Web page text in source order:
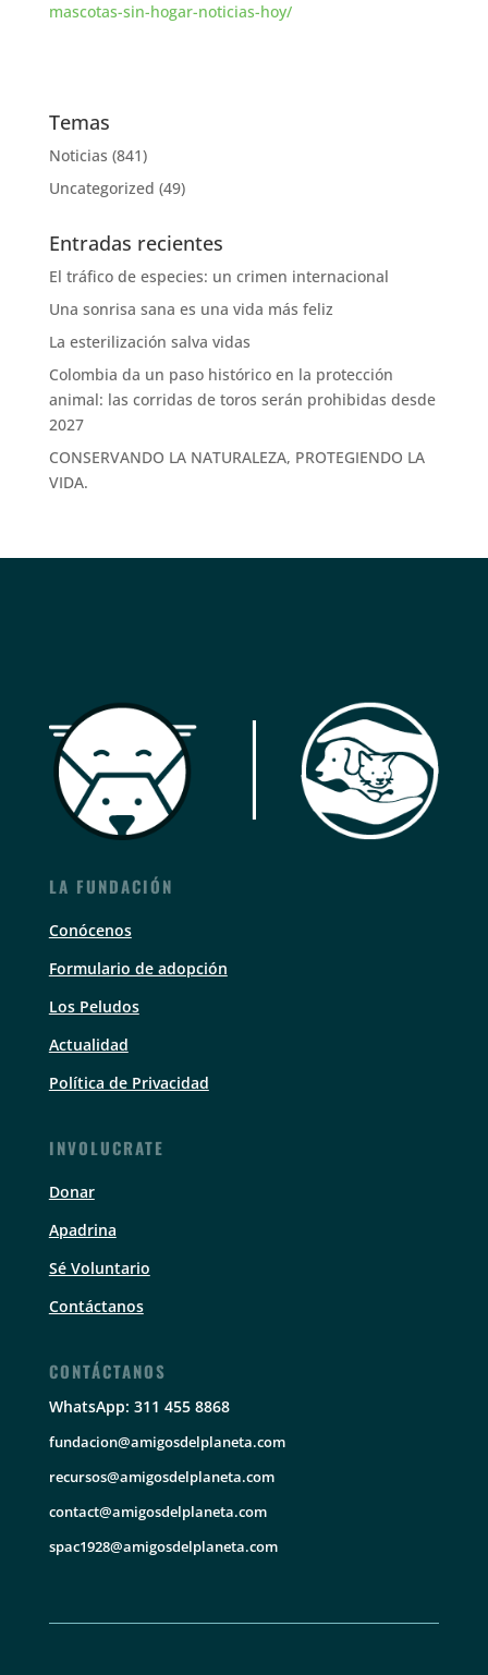
mascotas-sin-hogar-noticias-hoy/
Temas
Noticias (841)
Uncategorized (49)
Entradas recientes
El tráfico de especies: un crimen internacional
Una sonrisa sana es una vida más feliz
La esterilización salva vidas
Colombia da un paso histórico en la protección
animal: las corridas de toros serán prohibidas desde
2027
CONSERVANDO LA NATURALEZA, PROTEGIENDO LA
VIDA.
LA FUNDACIÓN
Conócenos
Formulario de adopción
Los Peludos
Actualidad
Política de Privacidad
INVOLUCRATE
Donar
Apadrina
Sé Voluntario
Contáctanos
CONTÁCTANOS
WhatsApp: 311 455 8868
fundacion@amigosdelplaneta.com
recursos@amigosdelplaneta.com
contact@amigosdelplaneta.com
spac1928@amigosdelplaneta.com